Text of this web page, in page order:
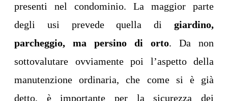
presenti nel condominio. La maggior parte
degli usi prevede quella di giardino,
parcheggio, ma persino di orto. Da non
sottovalutare ovviamente poi l’aspetto della
manutenzione ordinaria, che come si è già
detto, è importante per la sicurezza dei